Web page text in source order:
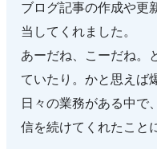
ブログ記事の作成や更
当してくれました。
あーだね、こーだね。
ていたり。かと思えば
日々の業務がある中で
信を続けてくれたこと